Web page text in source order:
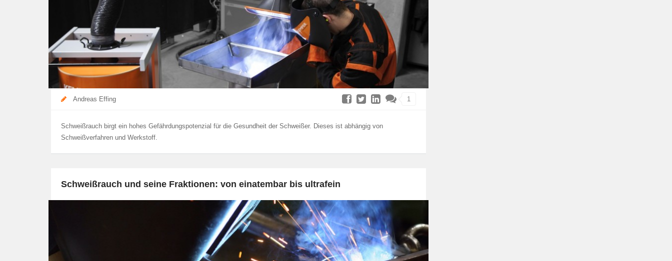
Andreas Effing 1
Schweißrauch birgt ein hohes Gefährdungspotenzial für die Gesundheit der Schweißer. Dieses ist abhängig von
Schweißverfahren und Werkstoff.
Schweißrauch und seine Fraktionen: von einatembar bis ultrafein